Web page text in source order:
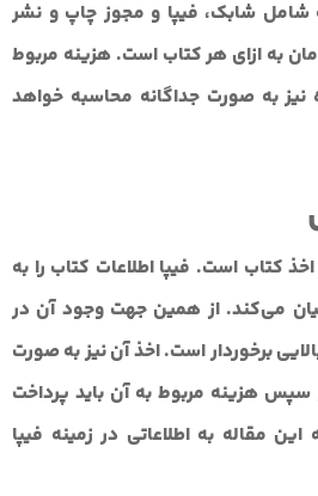
شامل شابک، فیپا و مجوز چاپ و نشر
برابر با 400000 تومان به ازای هر کتاب است. هزینه مربوط
به صورت جداگانه محاسبه خواهد
کتاب است. فیپا اطلاعات کتاب را به
می‌کند. از همین جهت وجود آن در
برخوردار است. اخذ آن نیز به صورت
سپس هزینه مربوط به آن باید پرداخت
مقاله به اطلاعاتی در زمینه فیپا